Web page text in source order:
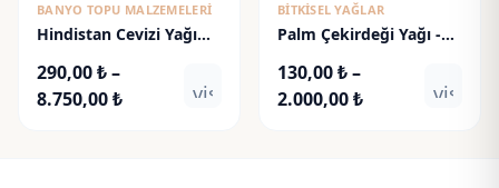
BANYO TOPU MALZEMELERI
Hindistan Cevizi Yağı
290,00₺–
8.750,00₺Fiyat
visibility
BITKISEL YAĞLAR
Palm Çekirdeği Yağı -
130,00₺–
2.000,00₺Fiyat